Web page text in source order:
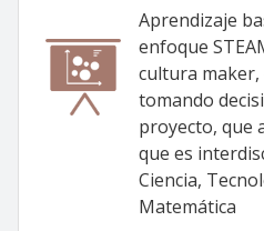
Aprendizaje
enfoque
cultura maker,
tomando
proyecto, que
que es
Ciencia,
Matemática